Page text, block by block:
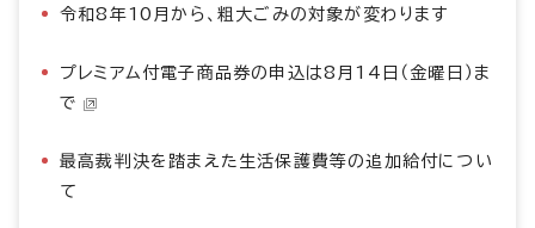
令和8年10月から、粗大ごみの対象が変わります
プレミアム付電子商品券の申込は8月14日（金曜日）ま
で
最高裁判決を踏まえた生活保護費等の追加給付につい
て